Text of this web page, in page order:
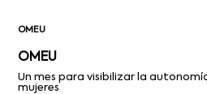
OMEU
OMEU
Un mes para visibilizar la
mujeres